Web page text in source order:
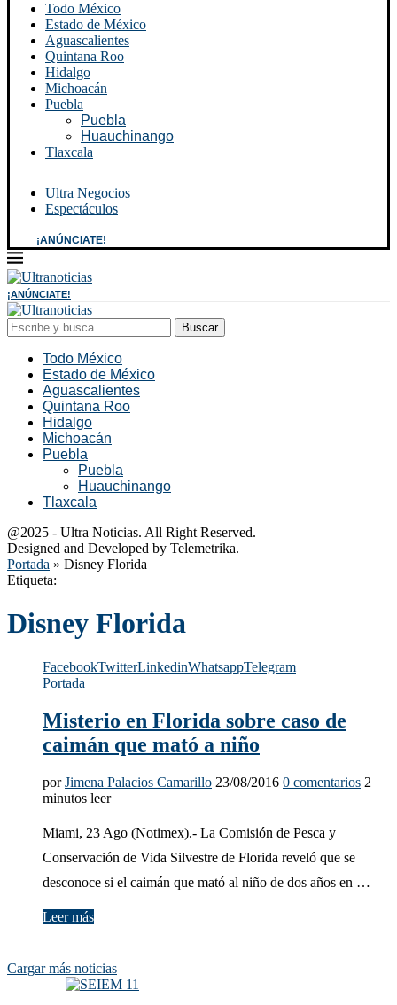
Todo México
Estado de México
Aguascalientes
Quintana Roo
Hidalgo
Michoacán
Puebla
Puebla
Huauchinango
Tlaxcala
Ultra Negocios
Espectáculos
¡ANÚNCIATE!
¡ANÚNCIATE!
Buscar
Todo México
Estado de México
Aguascalientes
Quintana Roo
Hidalgo
Michoacán
Puebla
Puebla
Huauchinango
Tlaxcala
@2025 - Ultra Noticias. All Right Reserved.
Designed and Developed by Telemetrika.
Portada » Disney Florida
Etiqueta:
Disney Florida
FacebookTwitterLinkedinWhatsappTelegram
Portada
Misterio en Florida sobre caso de
caimán que mató a niño
porJimena Palacios Camarillo 23/08/2016 0 comentarios 2
minutos leer
Miami, 23 Ago (Notimex).- La Comisión de Pesca y
Conservación de Vida Silvestre de Florida reveló que se
desconoce si el caimán que mató al niño de dos años en …
Leer más
Cargar más noticias